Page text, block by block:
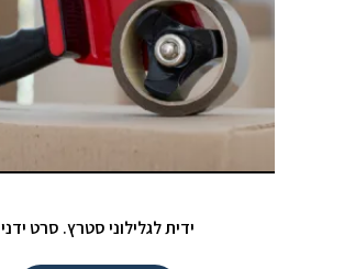
ידית לגלילוני סטרץ. סרט ידני